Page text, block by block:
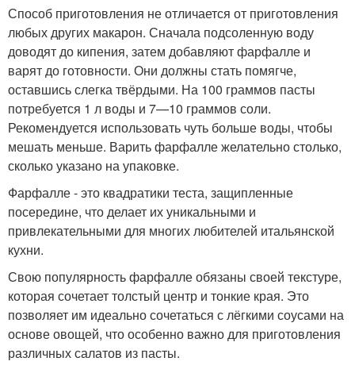
Способ приготовления не отличается от приготовления
любых других макарон. Сначала подсоленную воду
доводят до кипения, затем добавляют фарфалле и
варят до готовности. Они должны стать помягче,
оставшись слегка твёрдыми. На 100 граммов пасты
потребуется 1 л воды и 7—10 граммов соли.
Рекомендуется использовать чуть больше воды, чтобы
мешать меньше. Варить фарфалле желательно столько,
сколько указано на упаковке.
Фарфалле - это квадратики теста, защипленные
посередине, что делает их уникальными и
привлекательными для многих любителей итальянской
кухни.
Свою популярность фарфалле обязаны своей текстуре,
которая сочетает толстый центр и тонкие края. Это
позволяет им идеально сочетаться с лёгкими соусами на
основе овощей, что особенно важно для приготовления
различных салатов из пасты.